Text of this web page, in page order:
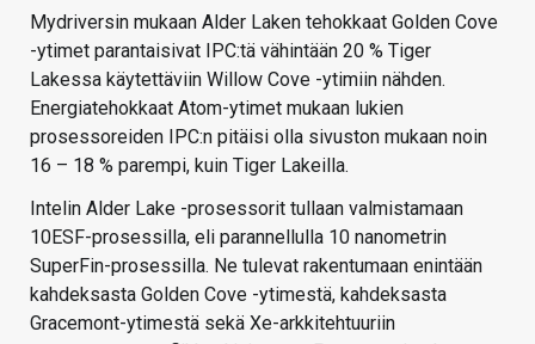
Mydriversin mukaan Alder Laken tehokkaat Golden Cove
-ytimet parantaisivat IPC:tä vähintään 20 % Tiger
Lakessa käytettäviin Willow Cove -ytimiin nähden.
Energiatehokkaat Atom-ytimet mukaan lukien
prosessoreiden IPC:n pitäisi olla sivuston mukaan noin
16 – 18 % parempi, kuin Tiger Lakeilla.
Intelin Alder Lake -prosessorit tullaan valmistamaan
10ESF-prosessilla, eli parannellulla 10 nanometrin
SuperFin-prosessilla. Ne tulevat rakentumaan enintään
kahdeksasta Golden Cove -ytimestä, kahdeksasta
Gracemont-ytimestä sekä Xe-arkkitehtuuriin